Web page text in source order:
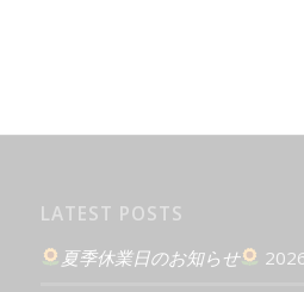
LATEST POSTS
夏季休業日のお知らせ